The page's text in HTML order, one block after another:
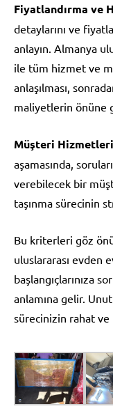
Fiyatlandırma ve
detaylarını ve
anlayın. Almanya
ile tüm hizmet ve
anlaşılması,
maliyetlerin önüne
Müşteri
aşamasında,
verebilecek bir
taşınma sürecinin
Bu kriterleri göz
uluslararası evden
başlangıçlarınıza
anlamına gelir.
sürecinizin rahat ve